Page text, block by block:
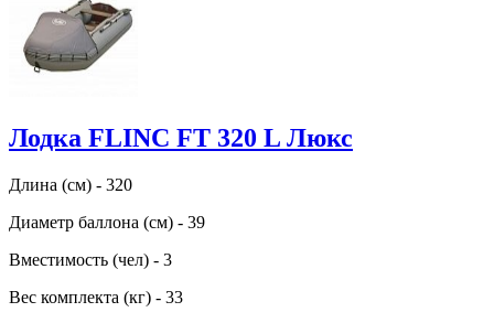
Лодка FLINC FT 320 L Люкс
Длина (см) - 320
Диаметр баллона (см) - 39
Вместимость (чел) - 3
Вес комплекта (кг) - 33